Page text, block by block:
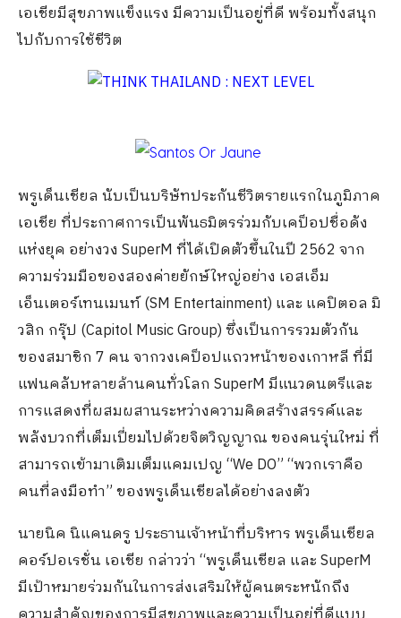
เอเชียมีสุขภาพแข็งแรง มีความเป็นอยู่ที่ดี พร้อมทั้งสนุก
ไปกับการใช้ชีวิต
พรูเด็นเชียล นับเป็นบริษัทประกันชีวิตรายแรกในภูมิภาค
เอเชีย ที่ประกาศการเป็นพันธมิตรร่วมกับเคป็อปชื่อดัง
แห่งยุค อย่างวง SuperM ที่ได้เปิดตัวขึ้นในปี 2562 จาก
ความร่วมมือของสองค่ายยักษ์ใหญ่อย่าง เอสเอ็ม
เอ็นเตอร์เทนเมนท์ (SM Entertainment) และ แคปิตอล มิ
วสิก กรุ๊ป (Capitol Music Group) ซึ่งเป็นการรวมตัวกัน
ของสมาชิก 7 คน จากวงเคป็อปแถวหน้าของเกาหลี ที่มี
แฟนคลับหลายล้านคนทั่วโลก SuperM มีแนวดนตรีและ
การแสดงที่ผสมผสานระหว่างความคิดสร้างสรรค์และ
พลังบวกที่เต็มเปี่ยมไปด้วยจิตวิญญาณ ของคนรุ่นใหม่ ที่
สามารถเข้ามาเติมเต็มแคมเปญ “We DO” “พวกเราคือ
คนที่ลงมือทำ” ของพรูเด็นเชียลได้อย่างลงตัว
นายนิค นิแคนดรู ประธานเจ้าหน้าที่บริหาร พรูเด็นเชียล
คอร์ปอเรชั่น เอเชีย กล่าวว่า “พรูเด็นเชียล และ SuperM
มีเป้าหมายร่วมกันในการส่งเสริมให้ผู้คนตระหนักถึง